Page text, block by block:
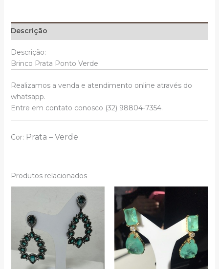
Descrição
Descrição:
Brinco Prata Ponto Verde
Realizamos a venda e atendimento online através do
whatsapp.
Entre em contato conosco (32) 98804-7354.
Cor: Prata – Verde
Produtos relacionados